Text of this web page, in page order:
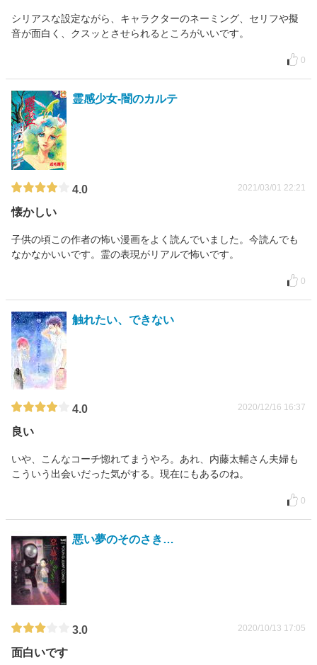
シリアスな設定ながら、キャラクターのネーミング、セリフや擬
音が面白く、クスッとさせられるところがいいです。
0
霊感少女-闇のカルテ
4.0 2021/03/01 22:21
懐かしい
子供の頃この作者の怖い漫画をよく読んでいました。今読んでも
なかなかいいです。霊の表現がリアルで怖いです。
0
触れたい、できない
4.0 2020/12/16 16:37
良い
いや、こんなコーチ惚れてまうやろ。あれ、内藤太輔さん夫婦も
こういう出会いだった気がする。現在にもあるのね。
0
悪い夢のそのさき…
3.0 2020/10/13 17:05
面白いです